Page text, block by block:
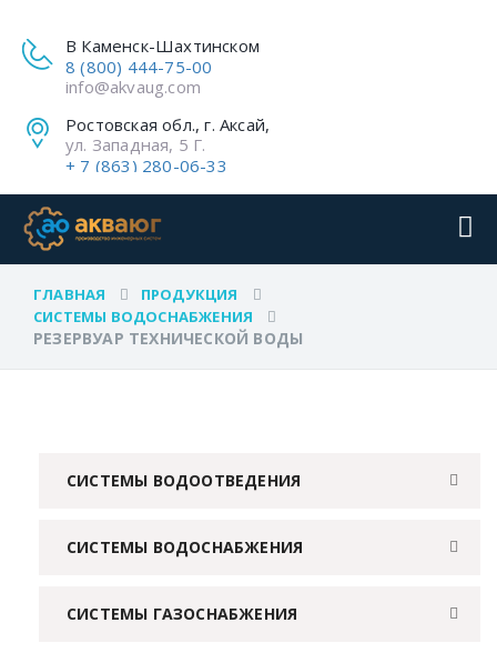
В Каменск-Шахтинском
8 (800) 444-75-00
info@akvaug.com
Ростовская обл., г. Аксай,
ул. Западная, 5 Г.
+ 7 (863) 280-06-33
ГЛАВНАЯ
ПРОДУКЦИЯ
СИСТЕМЫ ВОДОСНАБЖЕНИЯ
РЕЗЕРВУАР ТЕХНИЧЕСКОЙ ВОДЫ
СИСТЕМЫ ВОДООТВЕДЕНИЯ
СИСТЕМЫ ВОДОСНАБЖЕНИЯ
СИСТЕМЫ ГАЗОСНАБЖЕНИЯ